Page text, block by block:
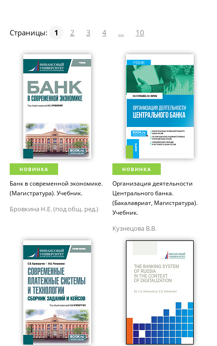
Страницы: 1 2 3 4 ... 10
НОВИНКА
Банк в современной экономике.
(Магистратура). Учебник.
Бровкина Н.Е. (под общ. ред.)
НОВИНКА
Организация деятельности
Центрального банка.
(Бакалавриат, Магистратура).
Учебник.
Кузнецова В.В.